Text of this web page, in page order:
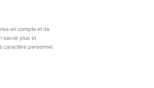
en compte et de
savoir plus et
caractère personnel .